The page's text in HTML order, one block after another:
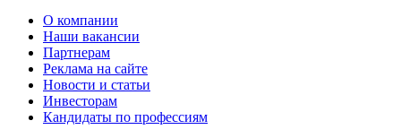
О компании
Наши вакансии
Партнерам
Реклама на сайте
Новости и статьи
Инвесторам
Кандидаты по профессиям